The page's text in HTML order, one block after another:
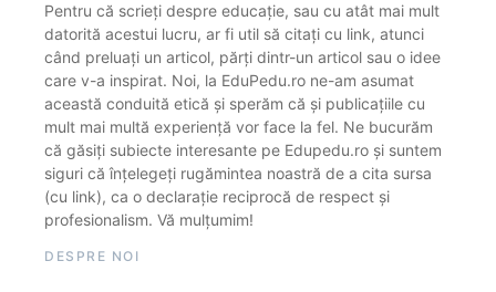
Pentru că scrieți despre educație, sau cu atât mai mult
datorită acestui lucru, ar fi util să citați cu link, atunci
când preluați un articol, părți dintr-un articol sau o idee
care v-a inspirat. Noi, la EduPedu.ro ne-am asumat
această conduită etică și sperăm că și publicațiile cu
mult mai multă experiență vor face la fel. Ne bucurăm
că găsiți subiecte interesante pe Edupedu.ro și suntem
siguri că înțelegeți rugămintea noastră de a cita sursa
(cu link), ca o declarație reciprocă de respect și
profesionalism. Vă mulțumim!
DESPRE NOI